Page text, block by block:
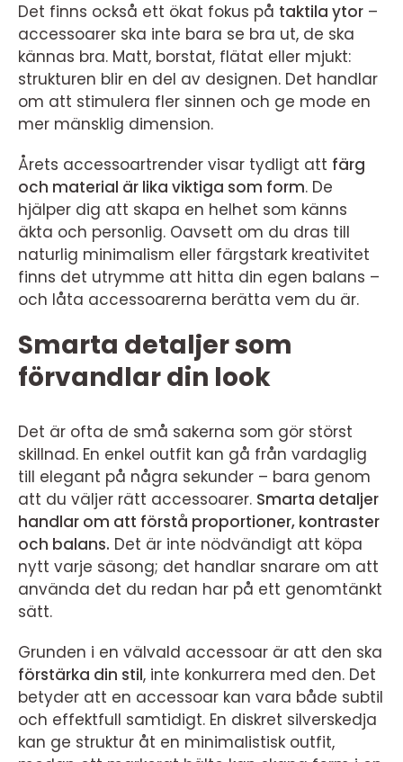
Det finns också ett ökat fokus på taktila ytor –
accessoarer ska inte bara se bra ut, de ska
kännas bra. Matt, borstat, flätat eller mjukt:
strukturen blir en del av designen. Det handlar
om att stimulera fler sinnen och ge mode en
mer mänsklig dimension.
Årets accessoartrender visar tydligt att färg
och material är lika viktiga som form. De
hjälper dig att skapa en helhet som känns
äkta och personlig. Oavsett om du dras till
naturlig minimalism eller färgstark kreativitet
finns det utrymme att hitta din egen balans –
och låta accessoarerna berätta vem du är.
Smarta detaljer som
förvandlar din look
Det är ofta de små sakerna som gör störst
skillnad. En enkel outfit kan gå från vardaglig
till elegant på några sekunder – bara genom
att du väljer rätt accessoarer. Smarta detaljer
handlar om att förstå proportioner, kontraster
och balans. Det är inte nödvändigt att köpa
nytt varje säsong; det handlar snarare om att
använda det du redan har på ett genomtänkt
sätt.
Grunden i en välvald accessoar är att den ska
förstärka din stil, inte konkurrera med den. Det
betyder att en accessoar kan vara både subtil
och effektfull samtidigt. En diskret silverskedja
kan ge struktur åt en minimalistisk outfit,